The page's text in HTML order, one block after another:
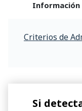
Información
Criterios de
Si